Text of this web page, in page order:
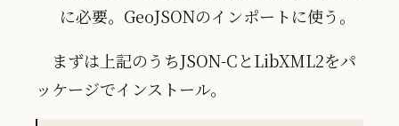
に必要。GeoJSONのインポートに使う。
まずは上記のうちJSON-CとLibXML2をパ
ッケージでインストール。